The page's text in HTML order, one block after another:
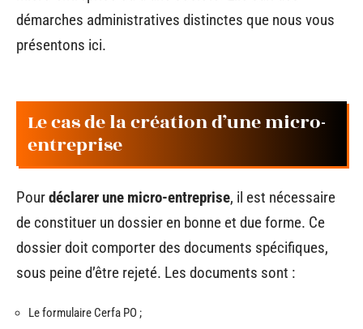
démarches administratives distinctes que nous vous
présentons ici.
Le cas de la création d’une micro-
entreprise
Pourdéclarer une micro-entreprise, il est nécessaire
de constituer un dossier en bonne et due forme. Ce
dossier doit comporter des documents spécifiques,
sous peine d’être rejeté. Les documents sont :
Le formulaire Cerfa PO ;